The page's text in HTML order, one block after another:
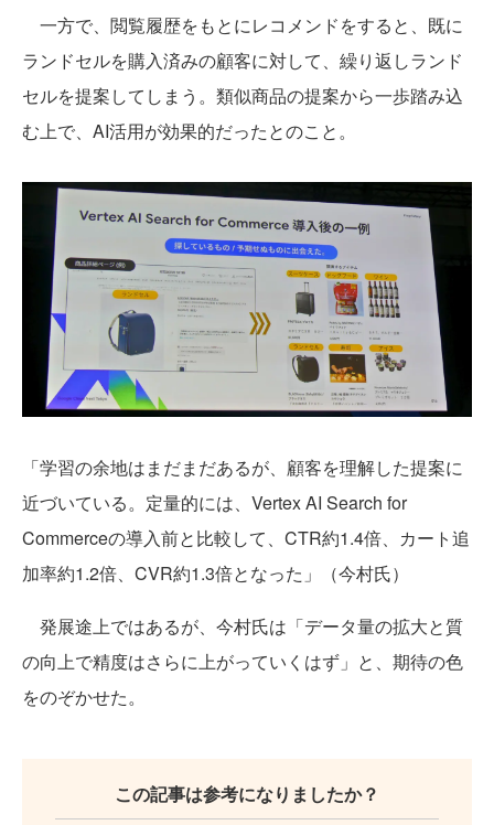
一方で、閲覧履歴をもとにレコメンドをすると、既に
ランドセルを購入済みの顧客に対して、繰り返しランド
セルを提案してしまう。類似商品の提案から一歩踏み込
む上で、AI活用が効果的だったとのこと。
「学習の余地はまだまだあるが、顧客を理解した提案に
近づいている。定量的には、Vertex AI Search for
Commerceの導入前と比較して、CTR約1.4倍、カート追
加率約1.2倍、CVR約1.3倍となった」（今村氏）
発展途上ではあるが、今村氏は「データ量の拡大と質
の向上で精度はさらに上がっていくはず」と、期待の色
をのぞかせた。
この記事は参考になりましたか？